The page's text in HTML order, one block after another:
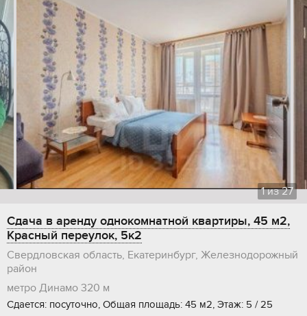
1из27
Сдача в аренду однокомнатной квартиры, 45 м2,
Красный переулок, 5к2
Свердловская область, Екатеринбург, Железнодорожный
район
метро Динамо 320 м
Сдается: посуточно, Общая площадь: 45 м2, Этаж: 5 / 25